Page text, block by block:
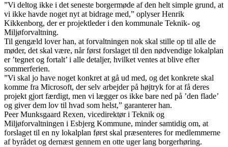
”Vi deltog ikke i det seneste borgermøde af den helt simple grund, at
vi ikke havde noget nyt at bidrage med,” oplyser Henrik
Kikkenborg, der er projektleder i den kommunale Teknik- og
Miljøforvaltning.
Til gengæld lover han, at forvaltningen nok skal stille op til alle de
møder, det skal være, når først forslaget til den nødvendige lokalplan
er ’tegnet og fortalt’ i alle detaljer, hvilket ventes at blive efter
sommerferien.
”Vi skal jo have noget konkret at gå ud med, og det konkrete skal
komme fra Microsoft, der selv arbejder på højtryk for at få deres
projekt gjort færdigt, men vi lægger os ikke bare ned på ’den flade’
og giver dem lov til hvad som helst,” garanterer han.
Peer Munksgaard Rexen, vicedirektør i Teknik og
Miljøforvaltningen i Esbjerg Kommune, minder samtidig om, at
forslaget til en ny lokalplan først skal præsenteres for medlemmerne
af byrådet og dernæst gennem en otte uger lang borgerhøring.